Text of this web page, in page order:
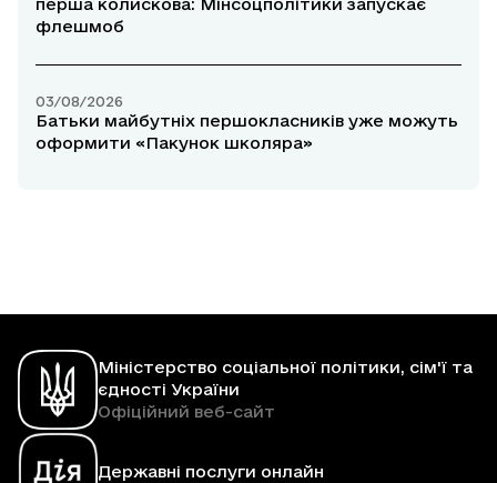
перша колискова: Мінсоцполітики запускає
флешмоб
03/08/2026
Батьки майбутніх першокласників уже можуть
оформити «Пакунок школяра»
Міністерство соціальної політики, сім'ї та
єдності України
Офіційний веб-сайт
Державні послуги онлайн